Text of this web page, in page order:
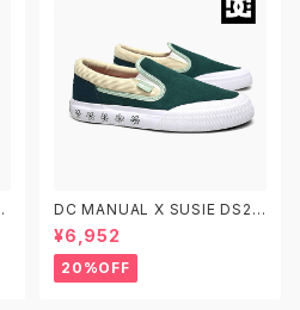
DC MANUAL X SUSIE DS22
6005 DKT 26.0-28.0 ディー
シーシューズ マニュアル スケー
ト スージー・ヒース
¥6,952
20%OFF